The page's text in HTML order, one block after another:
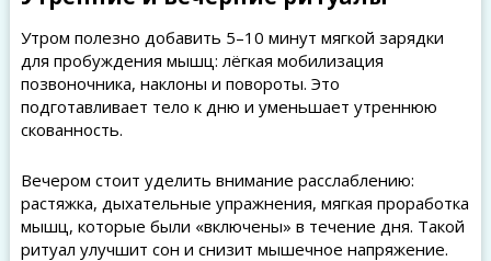
Утром полезно добавить 5–10 минут мягкой зарядки
для пробуждения мышц: лёгкая мобилизация
позвоночника, наклоны и повороты. Это
подготавливает тело к дню и уменьшает утреннюю
скованность.
Вечером стоит уделить внимание расслаблению:
растяжка, дыхательные упражнения, мягкая проработка
мышц, которые были «включены» в течение дня. Такой
ритуал улучшит сон и снизит мышечное напряжение.